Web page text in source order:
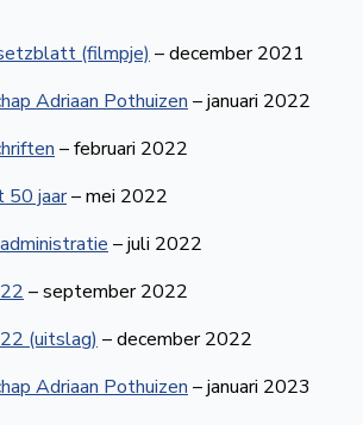
(filmpje) – december 2021
Adriaan Pothuizen – januari 2022
– februari 2022
50 jaar– mei 2022
– juli 2022
– september 2022
(uitslag) – december 2022
Adriaan Pothuizen – januari 2023